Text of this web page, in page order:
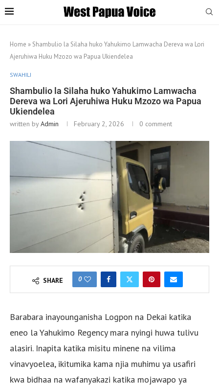
Home » Shambulio la Silaha huko Yahukimo Lamwacha Dereva wa Lori
Ajeruhiwa Huku Mzozo wa Papua Ukiendelea
SWAHILI
Shambulio la Silaha huko Yahukimo Lamwacha
Dereva wa Lori Ajeruhiwa Huku Mzozo wa Papua
Ukiendelea
written byAdmin February 2, 2026 0 comment
SHARE 0
Barabara inayounganisha Logpon na Dekai katika
eneo la Yahukimo Regency mara nyingi huwa tulivu
alasiri. Inapita katika misitu minene na vilima
vinavyoelea, ikitumika kama njia muhimu ya usafiri
kwa bidhaa na wafanyakazi katika mojawapo ya